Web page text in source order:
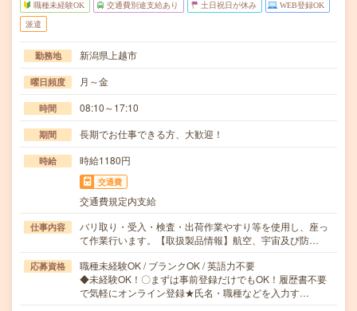
職種未経験OK 交通費別途支給あり 土日祝日が休み WEB登録OK
派遣
勤務地 新潟県上越市
曜日頻度 月～金
時間 08:10～17:10
期間 長期でお仕事できる方、大歓迎！
時給 時給1180円
交通費
交通費規定内支給
仕事内容
バリ取り・受入・検査・出荷作業やすり等を使用し、座っ
て作業行います。【取扱製品情報】航空、宇宙及び防…
応募資格
職種未経験OK / ブランクOK / 英語力不要
◆未経験OK！〇まずは事前登録だけでもOK！履歴書不要
で気軽にオンライン登録★氏名・職種などを入力す…